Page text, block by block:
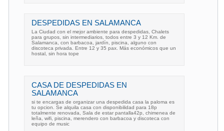
DESPEDIDAS EN SALAMANCA
La Ciudad con el mejor ambiente para despedidas, Chalets
para grupos, sin intermediarios, todos entre 3 y 12 Km. de
Salamanca, con barbacoa, jardín, piscina, alguno con
discoteca privada. Entre 12 y 35 pax. Más económicos que un
hostal, sin hora tope
CASA DE DESPEDIDAS EN
SALAMANCA
si te encargas de organizar una despedida casa la paloma es
tu opcion. Se alquila casa con disponibilidad para 18p
totalmente renovada, Sala de estar pantalla42p, chimenea de
leña, wifi, piscina, merendero con barbacoa y discoteca con
equipo de music